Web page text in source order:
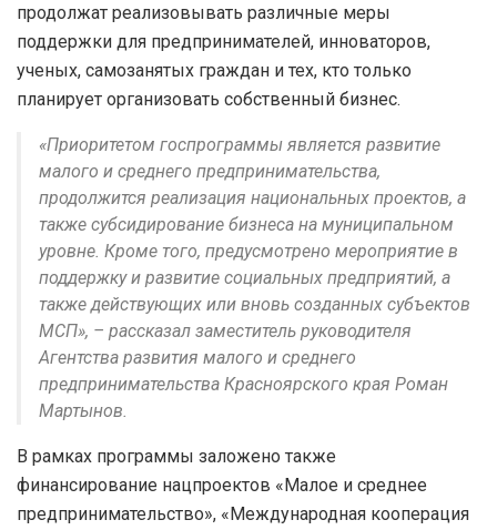
продолжат реализовывать различные меры
поддержки для предпринимателей, инноваторов,
ученых, самозанятых граждан и тех, кто только
планирует организовать собственный бизнес.
«Приоритетом госпрограммы является развитие
малого и среднего предпринимательства,
продолжится реализация национальных проектов, а
также субсидирование бизнеса на муниципальном
уровне. Кроме того, предусмотрено мероприятие в
поддержку и развитие социальных предприятий, а
также действующих или вновь созданных субъектов
МСП», – рассказал заместитель руководителя
Агентства развития малого и среднего
предпринимательства Красноярского края Роман
Мартынов.
В рамках программы заложено также
финансирование нацпроектов «Малое и среднее
предпринимательство», «Международная кооперация